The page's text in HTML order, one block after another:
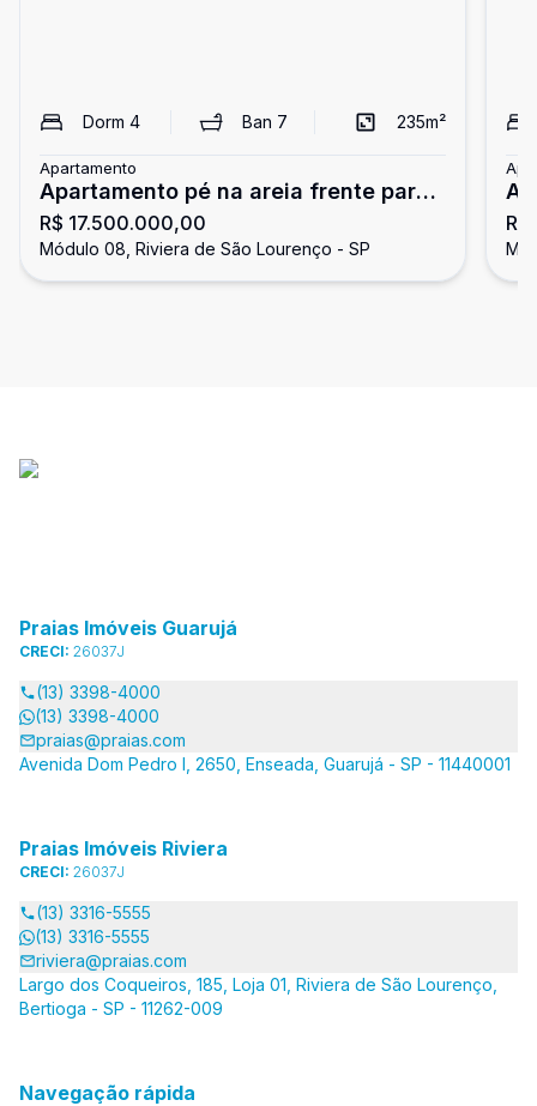
Dorm 4 Ban 7 235m²
Apartamento
Apartamento pé na areia frente para
o mar, 4 suítes, Riviera
R$ 17.500.000,00
Módulo 08, Riviera de São Lourenço - SP
Praias Imóveis Guarujá
CRECI: 26037J
(13) 3398-4000
(13) 3398-4000
praias@praias.com
Avenida Dom Pedro I, 2650, Enseada, Guarujá - SP - 11440001
Praias Imóveis Riviera
CRECI: 26037J
(13) 3316-5555
(13) 3316-5555
riviera@praias.com
Largo dos Coqueiros, 185, Loja 01, Riviera de São Lourenço,
Bertioga - SP - 11262-009
Navegação rápida